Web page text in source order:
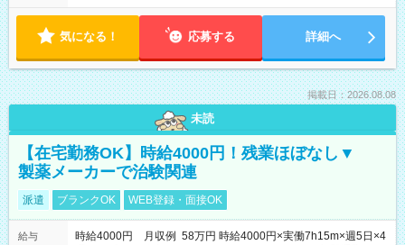
気になる！ 応募する 詳細へ
掲載日：2026.08.08
未読
【在宅勤務OK】時給4000円！残業ほぼなし▼
製薬メーカーで治験関連
派遣 ブランクOK WEB登録・面接OK
給与
時給4000円 月収例 58万円 時給4000円×実働7h15m×週5日×4